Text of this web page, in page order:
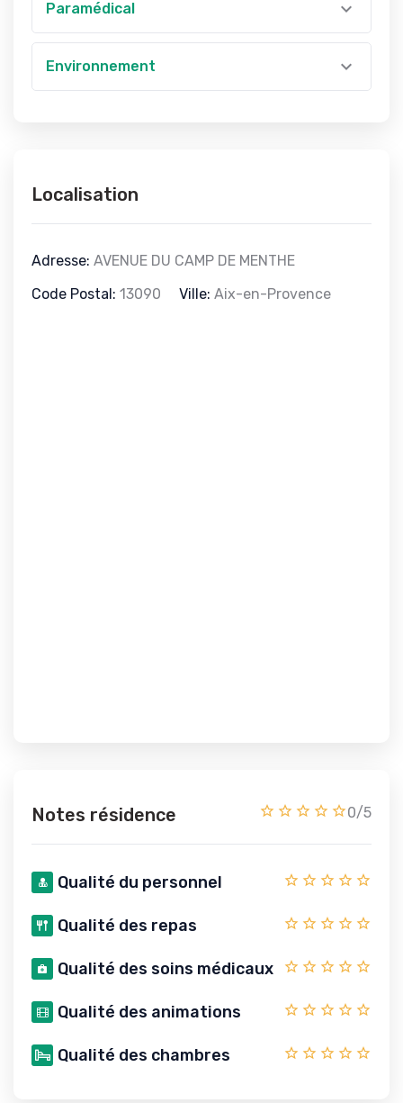
Paramédical
Environnement
Localisation
Adresse: AVENUE DU CAMP DE MENTHE
Code Postal: 13090 Ville: Aix-en-Provence
Notes résidence 0/5
Qualité du personnel
Qualité des repas
Qualité des soins médicaux
Qualité des animations
Qualité des chambres